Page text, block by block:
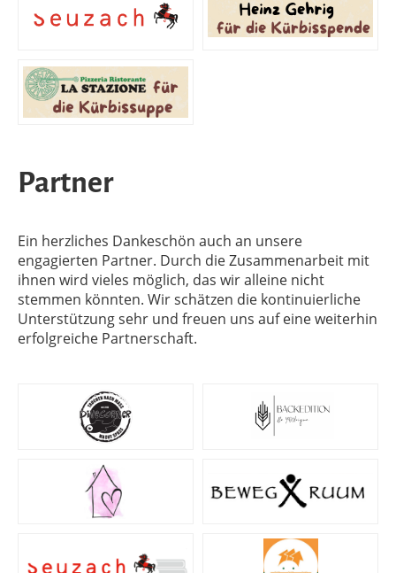
Partner
Ein herzliches Dankeschön auch an unsere
engagierten Partner. Durch die Zusammenarbeit mit
ihnen wird vieles möglich, das wir alleine nicht
stemmen könnten. Wir schätzen die kontinuierliche
Unterstützung sehr und freuen uns auf eine weiterhin
erfolgreiche Partnerschaft.